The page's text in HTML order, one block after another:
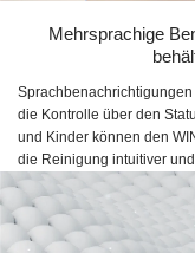
Mehrsprachige
die Kontrolle über den
und Kinder können den
die Reinigung intuitiver